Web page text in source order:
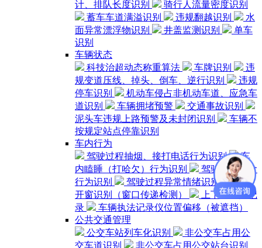
计、排队长度识别
骑行人流量密度识别
蓄车车道满溢识别
违规翻越识别
水
面异常漂浮物识别
井盖监测识别
单车
识别
车辆状态
科技治超动态称重算法
车牌识别
违
规变道压线、掉头、倒车、逆行识别
违规
停车识别
机动车侵占非机动车道、应急车
道识别
车辆拥堵预警
交通事故识别
泥头车违规上路预警及未封闭识别
车辆不
按规定站点停靠识别
车内行为
驾驶过程抽烟、接打电话行为识别
车
内瞌睡（打哈欠）行为识别
驾驶过程饮食
行为识别
驾驶过程异常情绪识别
车辆
开窗识别（窗口传递检测）
上下车时间记
录
车辆执法记录仪位置偏移（被遮挡）
公共交通管理
公交车站列车化识别
非公交车占用公
交车道识别
非公交车占用公交站台识别